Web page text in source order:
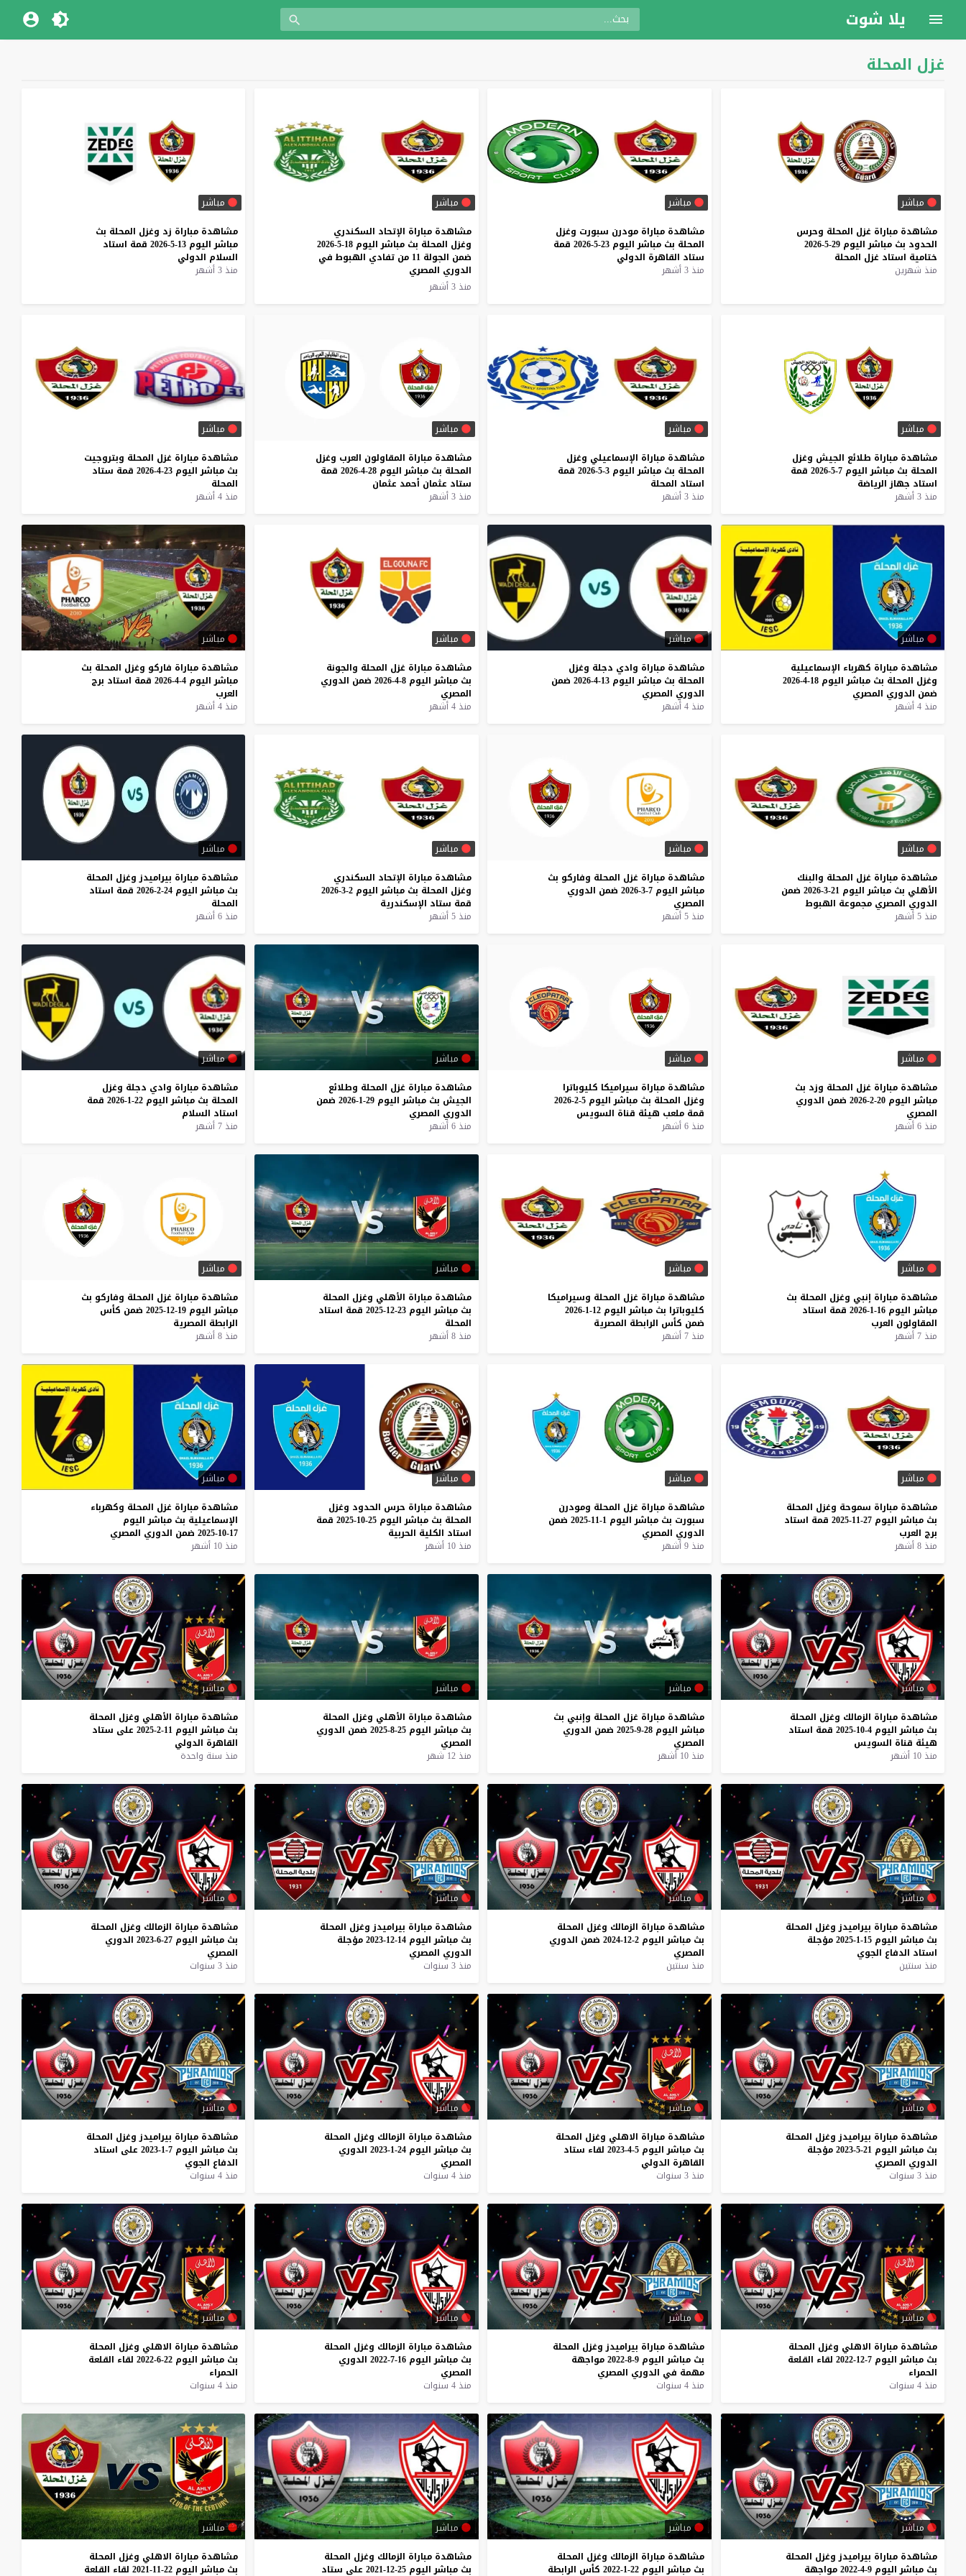
يلا شوت
غزل المحلة
مباشر
مشاهدة مباراة غزل المحلة وحرس
الحدود بث مباشر اليوم 29-5-2026
ختامية استاد غزل المحلة
منذ شهرين
مباشر
مشاهدة مباراة مودرن سبورت وغزل
المحلة بث مباشر اليوم 23-5-2026
قمة
ستاد القاهرة الدولي
منذ 3 أشهر
مباشر
مشاهدة مباراة الإتحاد السكندري
وغزل المحلة بث مباشر اليوم 18-5-2026
ضمن الجولة 11 من تفادي الهبوط في
الدوري المصري
منذ 3 أشهر
مباشر
مشاهدة مباراة زد وغزل المحلة بث
مباشر اليوم 13-5-2026 قمة استاد
السلام الدولي
منذ 3 أشهر
مباشر
مشاهدة مباراة طلائع الجيش وغزل
المحلة بث مباشر اليوم 7-5-2026
قمة
استاد جهاز الرياضة
منذ 3 أشهر
مباشر
مشاهدة مباراة الإسماعيلي وغزل
المحلة بث مباشر اليوم 3-5-2026
قمة
استاد المحلة
منذ 3 أشهر
مباشر
مشاهدة مباراة المقاولون العرب وغزل
المحلة بث مباشر اليوم 28-4-2026
قمة
ستاد عثمان أحمد عثمان
منذ 3 أشهر
مباشر
مشاهدة مباراة غزل المحلة وبتروجيت
بث مباشر اليوم 23-4-2026 قمة ستاد
المحلة
منذ 4 أشهر
مباشر
مشاهدة مباراة كهرباء الإسماعيلية
وغزل المحلة بث مباشر اليوم 18-4-2026
ضمن الدوري المصري
منذ 4 أشهر
مباشر
مشاهدة مباراة وادي دجلة وغزل
المحلة بث مباشر اليوم 13-4-2026
ضمن
الدوري المصري
منذ 4 أشهر
مباشر
مشاهدة مباراة غزل المحلة والجونة
بث مباشر اليوم 8-4-2026 ضمن الدوري
المصري
منذ 4 أشهر
مباشر
مشاهدة مباراة فاركو وغزل المحلة بث
مباشر اليوم 4-4-2026 قمة استاد برج
العرب
منذ 4 أشهر
مباشر
مشاهدة مباراة غزل المحلة والبنك
الأهلي بث مباشر اليوم 21-3-2026
ضمن
الدوري المصري مجموعة الهبوط
منذ 5 أشهر
مباشر
مشاهدة مباراة غزل المحلة وفاركو بث
مباشر اليوم 7-3-2026 ضمن الدوري
المصري
منذ 5 أشهر
مباشر
مشاهدة مباراة الإتحاد السكندري
وغزل المحلة بث مباشر اليوم 2-3-2026
قمة ستاد الإسكندرية
منذ 5 أشهر
مباشر
مشاهدة مباراة بيراميدز وغزل المحلة
بث مباشر اليوم 24-2-2026 قمة استاد
المحلة
منذ 6 أشهر
مباشر
مشاهدة مباراة غزل المحلة وزد بث
مباشر اليوم 20-2-2026 ضمن الدوري
المصري
منذ 6 أشهر
مباشر
مشاهدة مباراة سيراميكا كليوباترا
وغزل المحلة بث مباشر اليوم 5-2-2026
قمة ملعب هيئة قناة السويس
منذ 6 أشهر
مباشر
مشاهدة مباراة غزل المحلة وطلائع
الجيش بث مباشر اليوم 29-1-2026
ضمن
الدوري المصري
منذ 6 أشهر
مباشر
مشاهدة مباراة وادي دجلة وغزل
المحلة بث مباشر اليوم 22-1-2026
قمة
استاد السلام
منذ 7 أشهر
مباشر
مشاهدة مباراة إنبي وغزل المحلة بث
مباشر اليوم 16-1-2026 قمة استاد
المقاولون العرب
منذ 7 أشهر
مباشر
مشاهدة مباراة غزل المحلة وسيراميكا
كليوباترا بث مباشر اليوم 12-1-2026
ضمن كأس الرابطة المصرية
منذ 7 أشهر
مباشر
مشاهدة مباراة الأهلي وغزل المحلة
بث مباشر اليوم 23-12-2025 قمة استاد
المحلة
منذ 8 أشهر
مباشر
مشاهدة مباراة غزل المحلة وفاركو بث
مباشر اليوم 19-12-2025 ضمن كأس
الرابطة المصرية
منذ 8 أشهر
مباشر
مشاهدة مباراة سموحة وغزل المحلة
بث مباشر اليوم 27-11-2025 قمة استاد
برج العرب
منذ 8 أشهر
مباشر
مشاهدة مباراة غزل المحلة ومودرن
سبورت بث مباشر اليوم 1-11-2025
ضمن
الدوري المصري
منذ 9 أشهر
مباشر
مشاهدة مباراة حرس الحدود وغزل
المحلة بث مباشر اليوم 25-10-2025
قمة
استاد الكلية الحربية
منذ 10 أشهر
مباشر
مشاهدة مباراة غزل المحلة وكهرباء
الإسماعيلية بث مباشر اليوم
17-10-2025
ضمن الدوري المصري
منذ 10 أشهر
مباشر
مشاهدة مباراة الزمالك وغزل المحلة
بث مباشر اليوم 4-10-2025 قمة استاد
هيئة قناة السويس
منذ 10 أشهر
مباشر
مشاهدة مباراة غزل المحلة وإنبي بث
مباشر اليوم 28-9-2025 ضمن الدوري
المصري
منذ 10 أشهر
مباشر
مشاهدة مباراة الأهلي وغزل المحلة
بث مباشر اليوم 25-8-2025 ضمن الدوري
المصري
منذ 12 شهر
مباشر
مشاهدة مباراة الأهلي وغزل المحلة
بث مباشر اليوم 11-2-2025 على ستاد
القاهرة الدولي
منذ سنة واحدة
مباشر
مشاهدة مباراة بيراميدز وغزل المحلة
بث مباشر اليوم 15-1-2025
مؤجلة
استاد الدفاع الجوي
منذ سنتين
مباشر
مشاهدة مباراة الزمالك وغزل المحلة
بث مباشر اليوم 2-12-2024 ضمن الدوري
المصري
منذ سنتين
مباشر
مشاهدة مباراة بيراميدز وغزل المحلة
بث مباشر اليوم 14-12-2023
مؤجلة
الدوري المصري
منذ 3 سنوات
مباشر
مشاهدة مباراة الزمالك وغزل المحلة
بث مباشر اليوم 27-6-2023
الدوري
المصري
منذ 3 سنوات
مباشر
مشاهدة مباراة بيراميدز وغزل المحلة
بث مباشر اليوم 21-5-2023
مؤجلة
الدوري المصري
منذ 3 سنوات
مباشر
مشاهدة مباراة الاهلي وغزل المحلة
بث مباشر اليوم 5-4-2023 لقاء ستاد
القاهرة الدولي
منذ 3 سنوات
مباشر
مشاهدة مباراة الزمالك وغزل المحلة
بث مباشر اليوم 24-1-2023
الدوري
المصري
منذ 4 سنوات
مباشر
مشاهدة مباراة بيراميدز وغزل المحلة
بث مباشر اليوم 7-1-2023 على استاد
الدفاع الجوي
منذ 4 سنوات
مباشر
مشاهدة مباراة الاهلي وغزل المحلة
بث مباشر اليوم 7-12-2022 لقاء القلعة
الحمراء
منذ 4 سنوات
مباشر
مشاهدة مباراة بيراميدز وغزل المحلة
بث مباشر اليوم 9-8-2022
مواجهة
مهمة في الدوري المصري
منذ 4 سنوات
مباشر
مشاهدة مباراة الزمالك وغزل المحلة
بث مباشر اليوم 16-7-2022
الدوري
المصري
منذ 4 سنوات
مباشر
مشاهدة مباراة الاهلي وغزل المحلة
بث مباشر اليوم 22-6-2022 لقاء القلعة
الحمراء
منذ 4 سنوات
مباشر
مشاهدة مباراة بيراميدز وغزل المحلة
بث مباشر اليوم 9-4-2022
مواجهة
مباشر
مشاهدة مباراة الزمالك وغزل المحلة
بث مباشر اليوم 22-1-2022 كأس الرابطة
مباشر
مشاهدة مباراة الزمالك وغزل المحلة
بث مباشر اليوم 25-12-2021 على ستاد
مباشر
مشاهدة مباراة الاهلي وغزل المحلة
بث مباشر اليوم 22-11-2021 لقاء القلعة